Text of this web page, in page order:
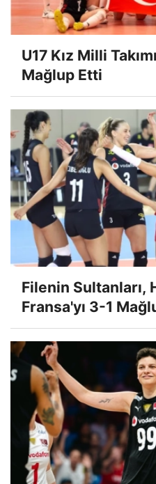
U17 Kız Milli
Mağlup Etti
Filenin Sultanları,
Fransa'yı 3-1